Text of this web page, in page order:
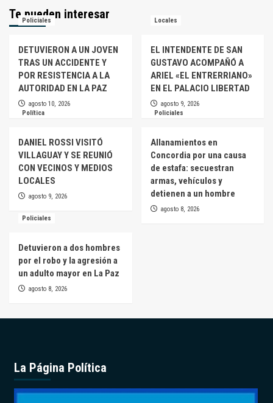
Te pueden interesar
Policiales
DETUVIERON A UN JOVEN
TRAS UN ACCIDENTE Y
POR RESISTENCIA A LA
AUTORIDAD EN LA PAZ
agosto 10, 2026
Locales
EL INTENDENTE DE SAN
GUSTAVO ACOMPAÑÓ A
ARIEL «EL ENTRERRIANO»
EN EL PALACIO LIBERTAD
agosto 9, 2026
Política
DANIEL ROSSI VISITÓ
VILLAGUAY Y SE REUNIÓ
CON VECINOS Y MEDIOS
LOCALES
agosto 9, 2026
Policiales
Allanamientos en
Concordia por una causa
de estafa: secuestran
armas, vehículos y
detienen a un hombre
agosto 8, 2026
Policiales
Detuvieron a dos hombres
por el robo y la agresión a
un adulto mayor en La Paz
agosto 8, 2026
La Página Política